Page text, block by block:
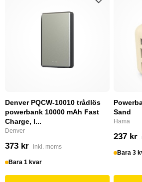
Denver PQCW-10010 trådlös
powerbank 10000 mAh Fast
Charge, l...
Denver
373 kr inkl. moms
Bara 1 kvar
Sand
Hama
237 kr
Bara 3